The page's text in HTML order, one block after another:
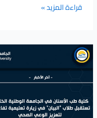
قراءة المزيد »
كلية
طب
الأسنان
في
الجامعة
الوطنية